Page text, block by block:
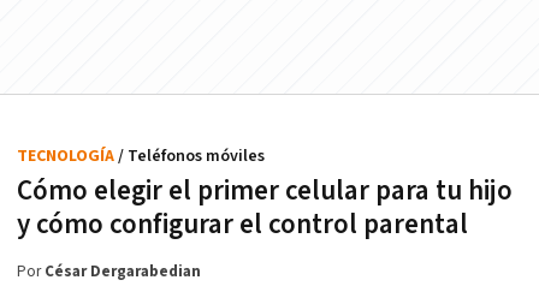
Cómo elegir el primer celular para tu hijo
y cómo configurar el control parental
TECNOLOGÍA/ Teléfonos móviles
PorCésar Dergarabedian